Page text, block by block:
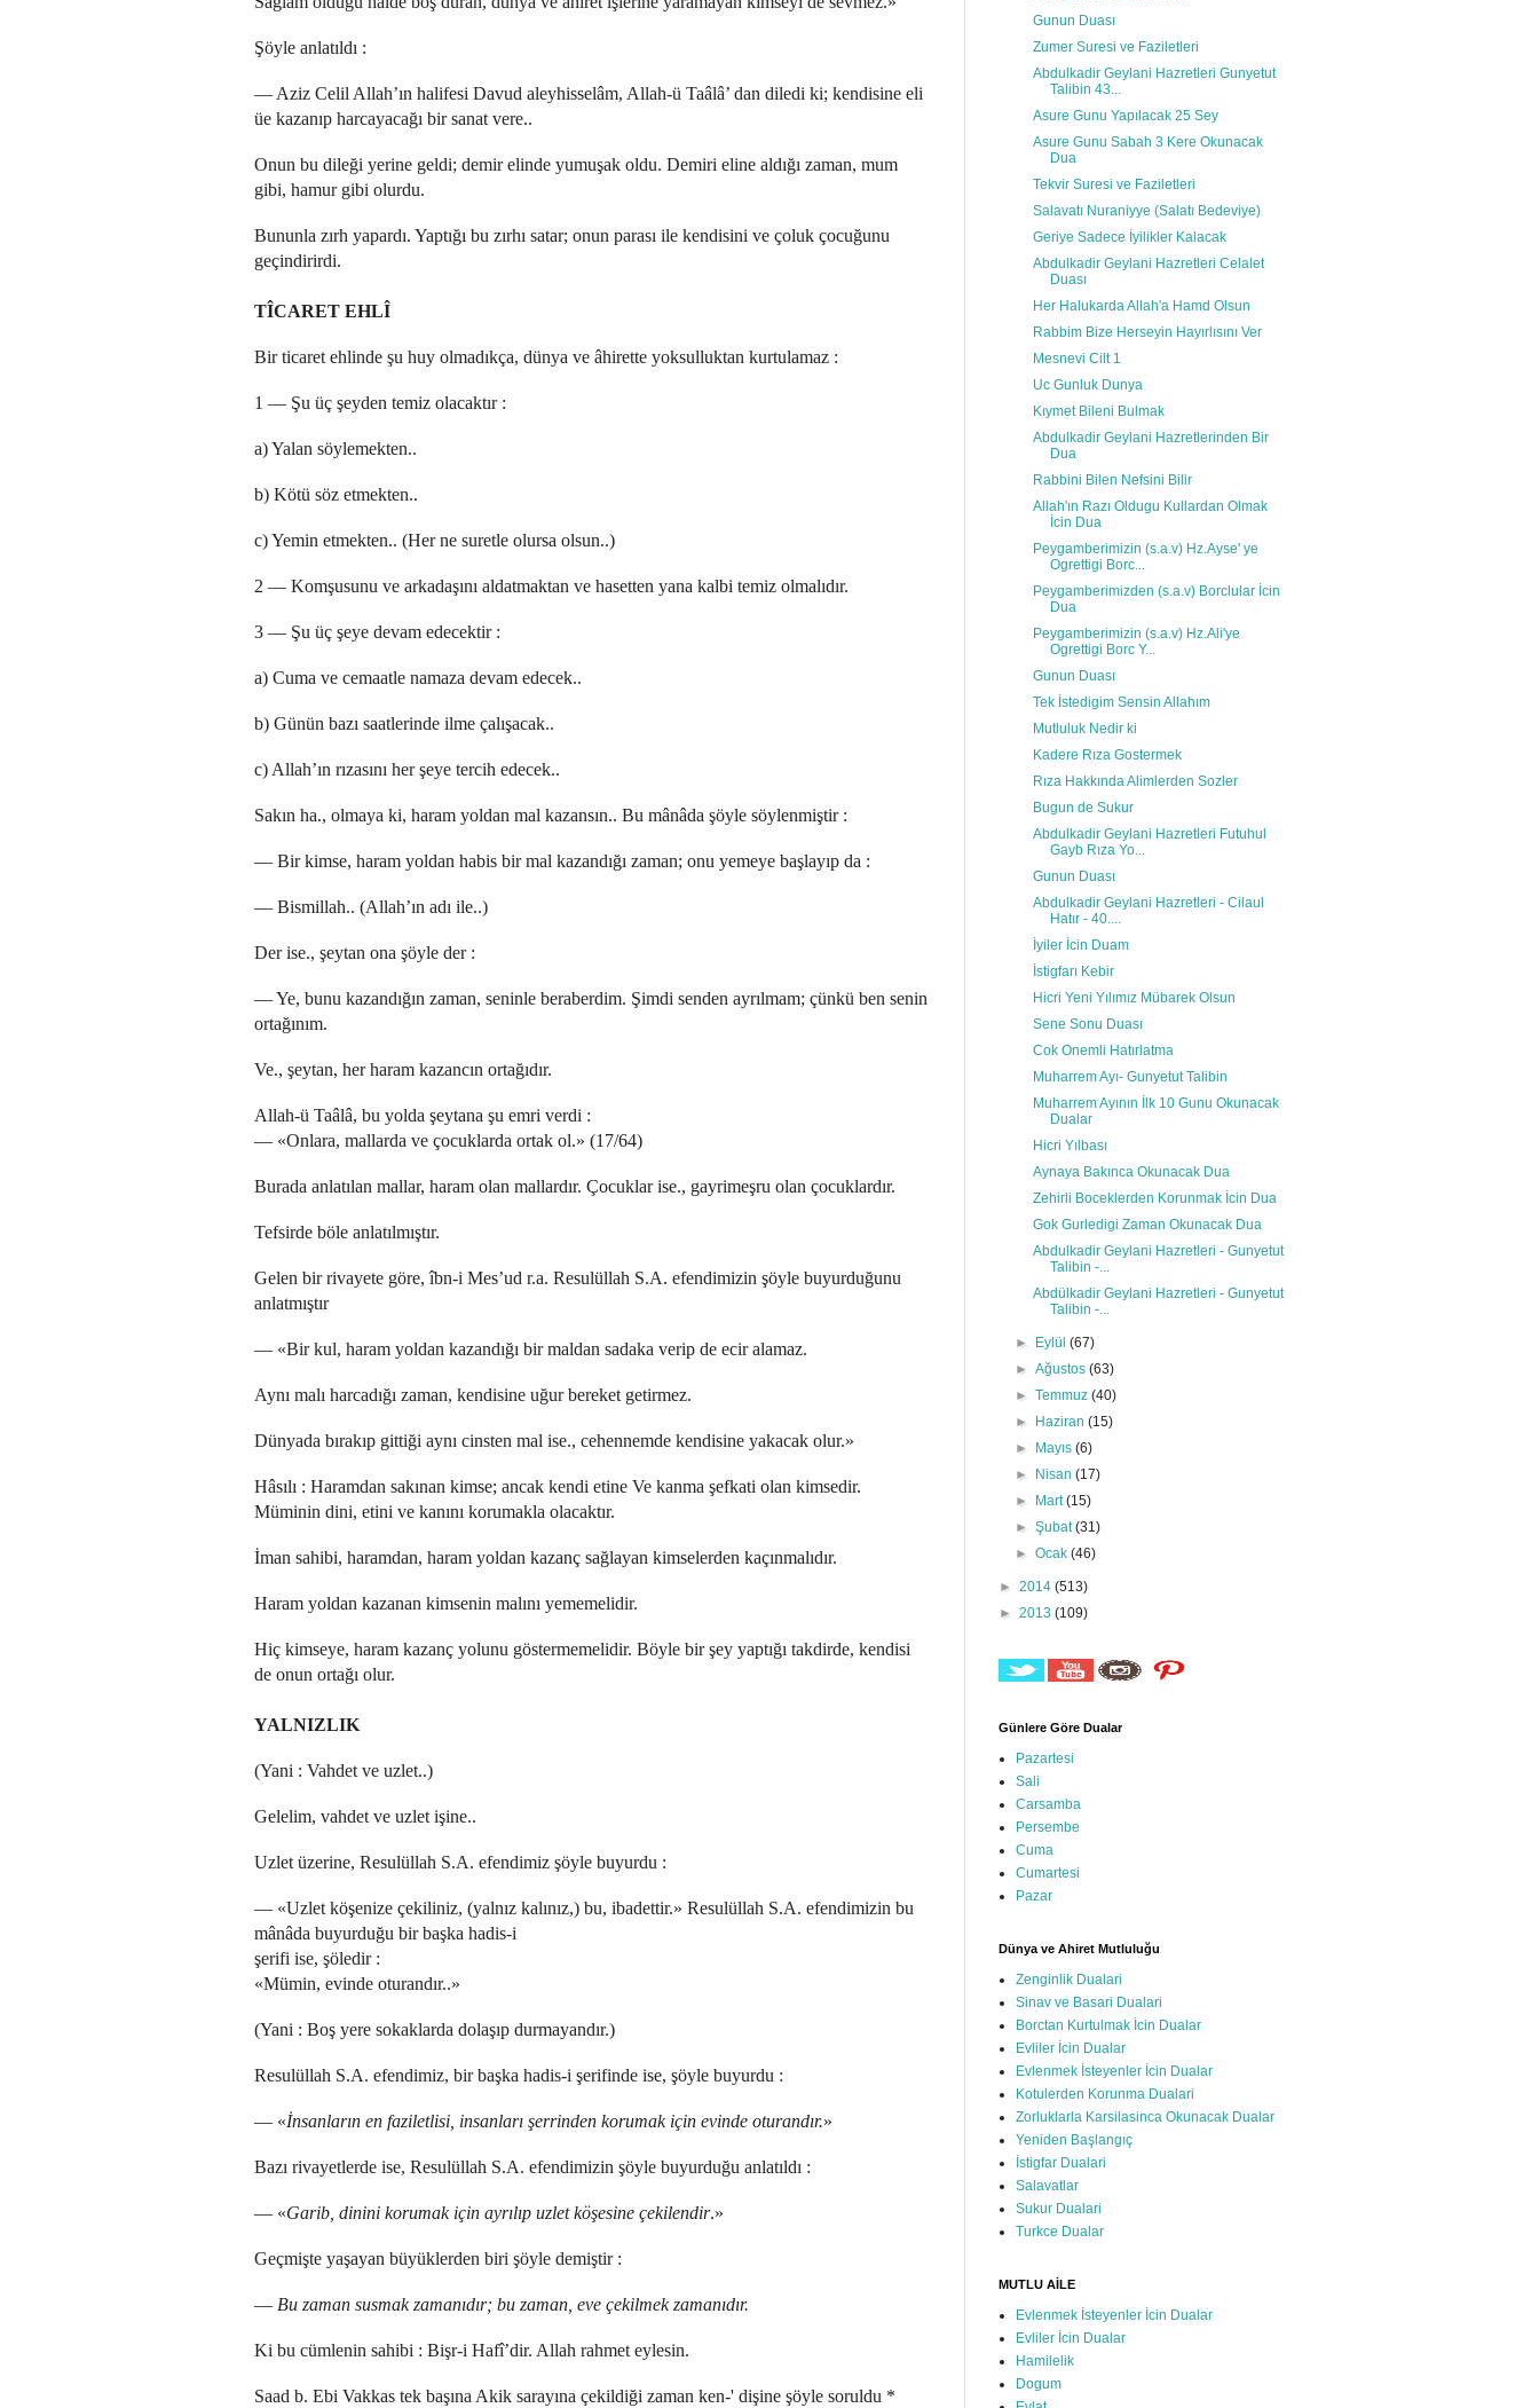
Şöyle anlatıldı :
— Aziz Celil Allah’ın halifesi Davud aleyhisselâm, Allah-ü Taâlâ’ dan diledi ki; kendisine eli
üe kazanıp harcayacağı bir sanat vere..
Onun bu dileği yerine geldi; demir elinde yumuşak oldu. Demiri eline aldığı zaman, mum
gibi, hamur gibi olurdu.
Bununla zırh yapardı. Yaptığı bu zırhı satar; onun parası ile kendisini ve çoluk çocuğunu
geçindirirdi.
TÎCARET EHLÎ
Bir ticaret ehlinde şu huy olmadıkça, dünya ve âhirette yoksulluktan kurtulamaz :
1 — Şu üç şeyden temiz olacaktır :
a) Yalan söylemekten..
b) Kötü söz etmekten..
c) Yemin etmekten.. (Her ne suretle olursa olsun..)
2 — Komşusunu ve arkadaşını aldatmaktan ve hasetten yana kalbi temiz olmalıdır.
3 — Şu üç şeye devam edecektir :
a) Cuma ve cemaatle namaza devam edecek..
b) Günün bazı saatlerinde ilme çalışacak..
c) Allah’ın rızasını her şeye tercih edecek..
Sakın ha., olmaya ki, haram yoldan mal kazansın.. Bu mânâda şöyle söylenmiştir :
— Bir kimse, haram yoldan habis bir mal kazandığı zaman; onu yemeye başlayıp da :
— Bismillah.. (Allah’ın adı ile..)
Der ise., şeytan ona şöyle der :
— Ye, bunu kazandığın zaman, seninle beraberdim. Şimdi senden ayrılmam; çünkü ben senin
ortağınım.
Ve., şeytan, her haram kazancın ortağıdır.
Allah-ü Taâlâ, bu yolda şeytana şu emri verdi :
— «Onlara, mallarda ve çocuklarda ortak ol.» (17/64)
Burada anlatılan mallar, haram olan mallardır. Çocuklar ise., gayrimeşru olan çocuklardır.
Tefsirde böle anlatılmıştır.
Gelen bir rivayete göre, îbn-i Mes’ud r.a. Resulüllah S.A. efendimizin şöyle buyurduğunu
anlatmıştır
— «Bir kul, haram yoldan kazandığı bir maldan sadaka verip de ecir alamaz.
Aynı malı harcadığı zaman, kendisine uğur bereket getirmez.
Dünyada bırakıp gittiği aynı cinsten mal ise., cehennemde kendisine yakacak olur.»
Hâsılı : Haramdan sakınan kimse; ancak kendi etine Ve kanma şefkati olan kimsedir.
Müminin dini, etini ve kanını korumakla olacaktır.
İman sahibi, haramdan, haram yoldan kazanç sağlayan kimselerden kaçınmalıdır.
Haram yoldan kazanan kimsenin malını yememelidir.
Hiç kimseye, haram kazanç yolunu göstermemelidir. Böyle bir şey yaptığı takdirde, kendisi
de onun ortağı olur.
YALNIZLIK
(Yani : Vahdet ve uzlet..)
Gelelim, vahdet ve uzlet işine..
Uzlet üzerine, Resulüllah S.A. efendimiz şöyle buyurdu :
— «Uzlet köşenize çekiliniz, (yalnız kalınız,) bu, ibadettir.» Resulüllah S.A. efendimizin bu
mânâda buyurduğu bir başka hadis-i
şerifi ise, şöledir :
«Mümin, evinde oturandır..»
(Yani : Boş yere sokaklarda dolaşıp durmayandır.)
Resulüllah S.A. efendimiz, bir başka hadis-i şerifinde ise, şöyle buyurdu :
— «İnsanların en faziletlisi, insanları şerrinden korumak için evinde oturandır.»
Bazı rivayetlerde ise, Resulüllah S.A. efendimizin şöyle buyurduğu anlatıldı :
— «Garib, dinini korumak için ayrılıp uzlet köşesine çekilendir.»
Geçmişte yaşayan büyüklerden biri şöyle demiştir :
— Bu zaman susmak zamanıdır; bu zaman, eve çekilmek zamanıdır.
Ki bu cümlenin sahibi : Bişr-i Hafî’dir. Allah rahmet eylesin.
Saad b. Ebi Vakkas tek başına Akik sarayına çekildiği zaman ken-' dişine şöyle soruldu *
Gunun Duası
Zumer Suresi ve Faziletleri
Abdulkadir Geylani Hazretleri Gunyetut
Talibin 43...
Asure Gunu Yapılacak 25 Sey
Asure Gunu Sabah 3 Kere Okunacak
Dua
Tekvir Suresi ve Faziletleri
Salavatı Nuraniyye (Salatı Bedeviye)
Geriye Sadece İyilikler Kalacak
Abdulkadir Geylani Hazretleri Celalet
Duası
Her Halukarda Allah'a Hamd Olsun
Rabbim Bize Herseyin Hayırlısını Ver
Mesnevi Cilt 1
Uc Gunluk Dunya
Kıymet Bileni Bulmak
Abdulkadir Geylani Hazretlerinden Bir
Dua
Rabbini Bilen Nefsini Bilir
Allah'ın Razı Oldugu Kullardan Olmak
İcin Dua
Peygamberimizin (s.a.v) Hz.Ayse' ye
Ogrettigi Borc...
Peygamberimizden (s.a.v) Borclular İcin
Dua
Peygamberimizin (s.a.v) Hz.Ali'ye
Ogrettigi Borc Y...
Gunun Duası
Tek İstedigim Sensin Allahım
Mutluluk Nedir ki
Kadere Rıza Gostermek
Rıza Hakkında Alimlerden Sozler
Bugun de Sukur
Abdulkadir Geylani Hazretleri Futuhul
Gayb Rıza Yo...
Gunun Duası
Abdulkadir Geylani Hazretleri - Cilaul
Hatır - 40....
İyiler İcin Duam
İstigfarı Kebir
Hicri Yeni Yılımız Mübarek Olsun
Sene Sonu Duası
Cok Onemli Hatırlatma
Muharrem Ayı- Gunyetut Talibin
Muharrem Ayının İlk 10 Gunu Okunacak
Dualar
Hicri Yılbası
Aynaya Bakınca Okunacak Dua
Zehirli Boceklerden Korunmak İcin Dua
Gok Gurledigi Zaman Okunacak Dua
Abdulkadir Geylani Hazretleri - Gunyetut
Talibin -...
Abdülkadir Geylani Hazretleri - Gunyetut
Talibin -...
► Eylül(67)
►Ağustos(63)
►Temmuz(40)
►
Haziran(15)
►
Mayıs(6)
►
Nisan(17)
►
Mart(15)
►Şubat(31)
►Ocak(46)
► 2014 (513)
► 2013 (109)
Günlere Göre Dualar
Pazartesi
Sali
Carsamba
Persembe
Cuma
Cumartesi
Pazar
Dünya ve Ahiret Mutluluğu
Zenginlik Dualari
Sinav ve Basari Dualari
Borctan Kurtulmak İcin Dualar
Evliler İcin Dualar
Evlenmek İsteyenler İcin Dualar
Kotulerden Korunma Dualari
Zorluklarla Karsilasinca Okunacak Dualar
Yeniden Başlangıç
İstigfar Dualari
Salavatlar
Sukur Dualari
Turkce Dualar
MUTLU AİLE
Evlenmek İsteyenler İcin Dualar
Evliler İcin Dualar
Hamilelik
Dogum